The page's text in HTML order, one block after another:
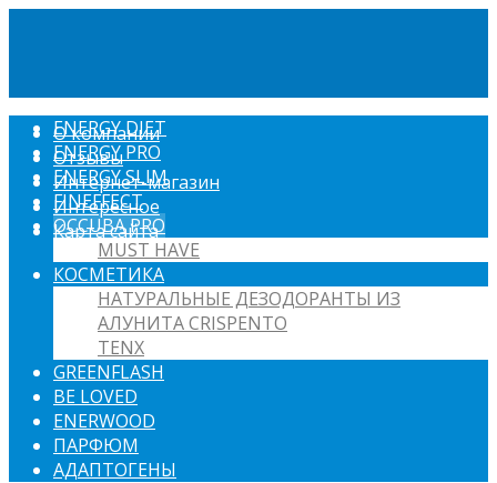
О компании
Отзывы
Интернет-магазин
Интересное
Карта сайта
ENERGY DIET
ENERGY PRO
ENERGY SLIM
FINEFFECT
OCCUBA PRO
MUST HAVE
КОСМЕТИКА
НАТУРАЛЬНЫЕ ДЕЗОДОРАНТЫ ИЗ
АЛУНИТА CRISPENTO
TENX
GREENFLASH
BE LOVED
ENERWOOD
ПАРФЮМ
АДАПТОГЕНЫ